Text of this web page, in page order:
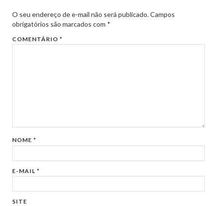
O seu endereço de e-mail não será publicado. Campos
obrigatórios são marcados com *
COMENTÁRIO*
NOME*
E-MAIL*
SITE